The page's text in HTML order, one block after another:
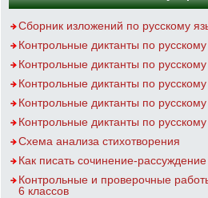
Сборник изложений по русскому
Контрольные диктанты по
Контрольные диктанты по
Контрольные диктанты по
Контрольные диктанты по
Контрольные диктанты по
Схема анализа стихотворения
Как писать сочинение-рассуждение
Контрольные и проверочные
6 классов